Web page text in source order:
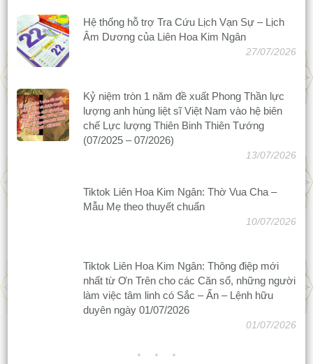
Hệ thống hỗ trợ Tra Cứu Lịch Vạn Sự – Lịch
Âm Dương của Liên Hoa Kim Ngân
27/07/2026
Kỷ niệm tròn 1 năm đề xuất Phong Thần lực
lượng anh hùng liệt sĩ Việt Nam vào hệ biên
chế Lực lượng Thiên Binh Thiên Tướng
(07/2025 – 07/2026)
13/07/2026
Tiktok Liên Hoa Kim Ngân: Thờ Vua Cha –
Mẫu Mẹ theo thuyết chuẩn
10/07/2026
Tiktok Liên Hoa Kim Ngân: Thông điệp mới
nhất từ Ơn Trên cho các Căn số, những người
làm việc tâm linh có Sắc – Ấn – Lệnh hữu
duyên ngày 01/07/2026
01/07/2026